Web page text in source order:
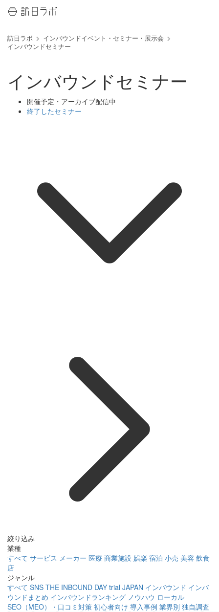
訪日ラボ
インバウンドイベント・セミナー・展示会
インバウンドセミナー
インバウンドセミナー
開催予定・アーカイブ配信中
終了したセミナー
絞り込み
業種
すべて サービス メーカー 医療 商業施設 娯楽 宿泊 小売 美容 飲食
店
ジャンル
すべて SNS THE INBOUND DAY trial JAPAN インバウンド インバ
ウンドまとめ インバウンドランキング ノウハウ ローカル
SEO（MEO）・口コミ対策 初心者向け 導入事例 業界別 独自調査